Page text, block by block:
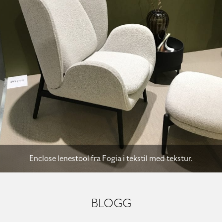
Enclose lenestool fra Fogia i tekstil med tekstur.
BLOGG